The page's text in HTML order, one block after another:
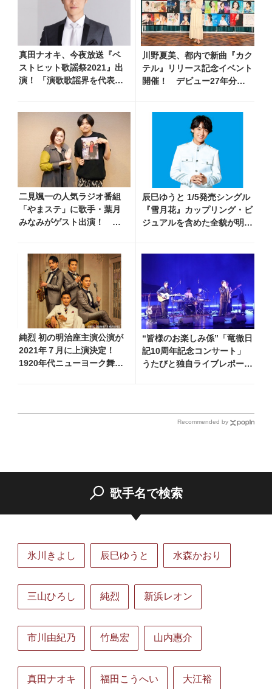
真田ナオキ、今夜放送『ベ
ストヒット歌謡祭2021』出
演！ 「演歌歌謡界を代表す
川野夏美、都内で新曲『カク
テル』リリース記念イベント
開催！ デビュー27年分の
二見颯一の人気ラジオ番組
「やまステ」に歌手・葉月
みなみがゲスト出演！ 新
辰巳ゆうと 1/5発売シングル
『雪月花』カップリング・ビ
ジュアルを含めた全貌が明ら
純烈 初の明治座主演公演が
2021年７月に上演決定！
1920年代ニューヨーク舞台
“皆様のお楽しみ係”「竜徹日
記10周年記念コンサート」
うたびと独自ライブレポー
Recommended by
歌手名で検索
氷川きよし 辰巳ゆうと 水森かおり
三山ひろし 純烈 新浜レオン
市川由紀乃 竹島宏 山内惠介
真田ナオキ 福田こうへい 大江裕